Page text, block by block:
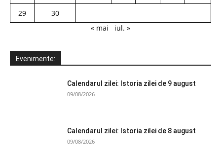
29
30
« mai
iul. »
Evenimente:
Calendarul zilei: Istoria zilei de 9 august
09/08/2026
Calendarul zilei: Istoria zilei de 8 august
09/08/2026